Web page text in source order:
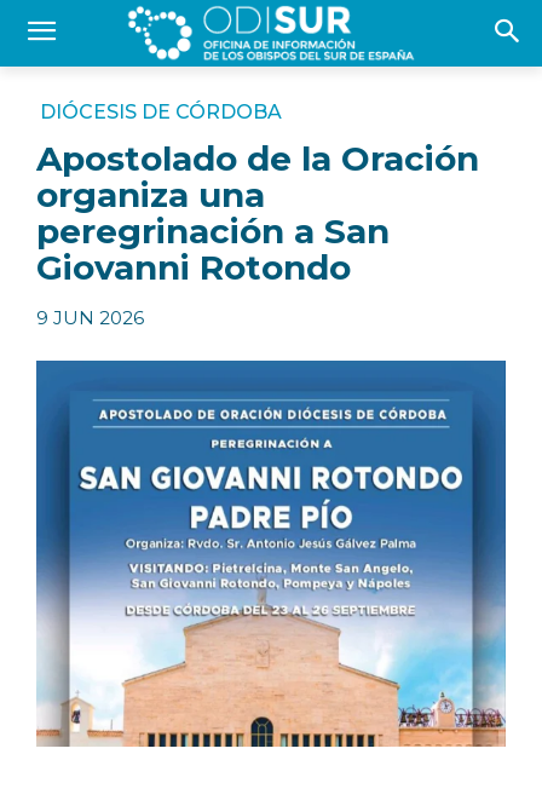
DIÓCESIS DE CÓRDOBA
Apostolado de la Oración
organiza una
peregrinación a San
Giovanni Rotondo
9 JUN 2026